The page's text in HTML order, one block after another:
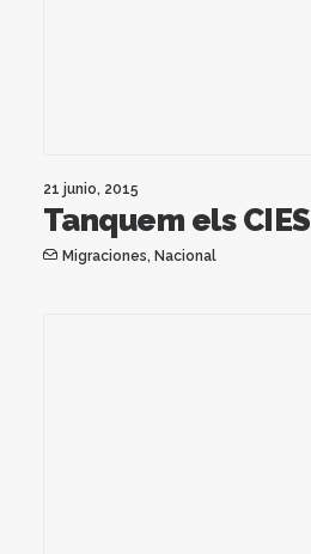
21 junio, 2015
Tanquem els CIES
Migraciones, Nacional